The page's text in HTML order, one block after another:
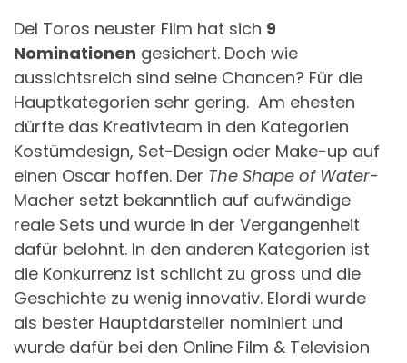
Del Toros neuster Film hat sich 9
Nominationen gesichert. Doch wie
aussichtsreich sind seine Chancen? Für die
Hauptkategorien sehr gering. Am ehesten
dürfte das Kreativteam in den Kategorien
Kostümdesign, Set-Design oder Make-up auf
einen Oscar hoffen. Der The Shape of Water-
Macher setzt bekanntlich auf aufwändige
reale Sets und wurde in der Vergangenheit
dafür belohnt. In den anderen Kategorien ist
die Konkurrenz ist schlicht zu gross und die
Geschichte zu wenig innovativ. Elordi wurde
als bester Hauptdarsteller nominiert und
wurde dafür bei den Online Film & Television